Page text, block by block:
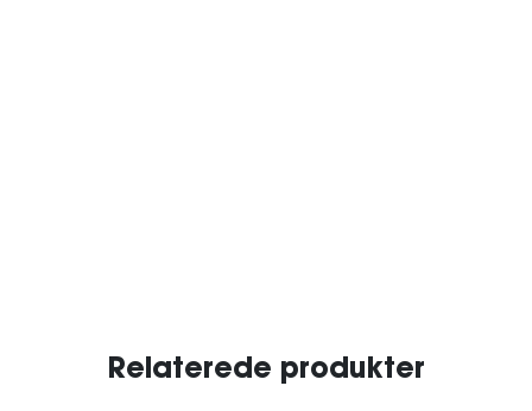
Relaterede produkter